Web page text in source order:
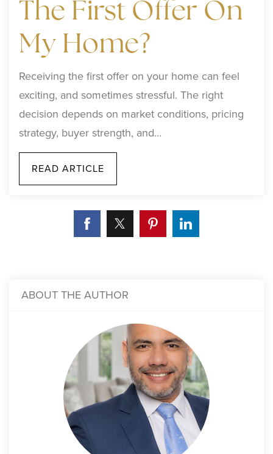
The First Offer On
My Home?
Receiving the first offer on your home can feel
exciting, and sometimes stressful. The right
decision depends on market conditions, pricing
strategy, buyer strength, and…
READ ARTICLE
ABOUT THE AUTHOR